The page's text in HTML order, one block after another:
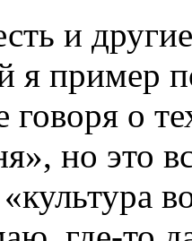
и
я пример
о
но это